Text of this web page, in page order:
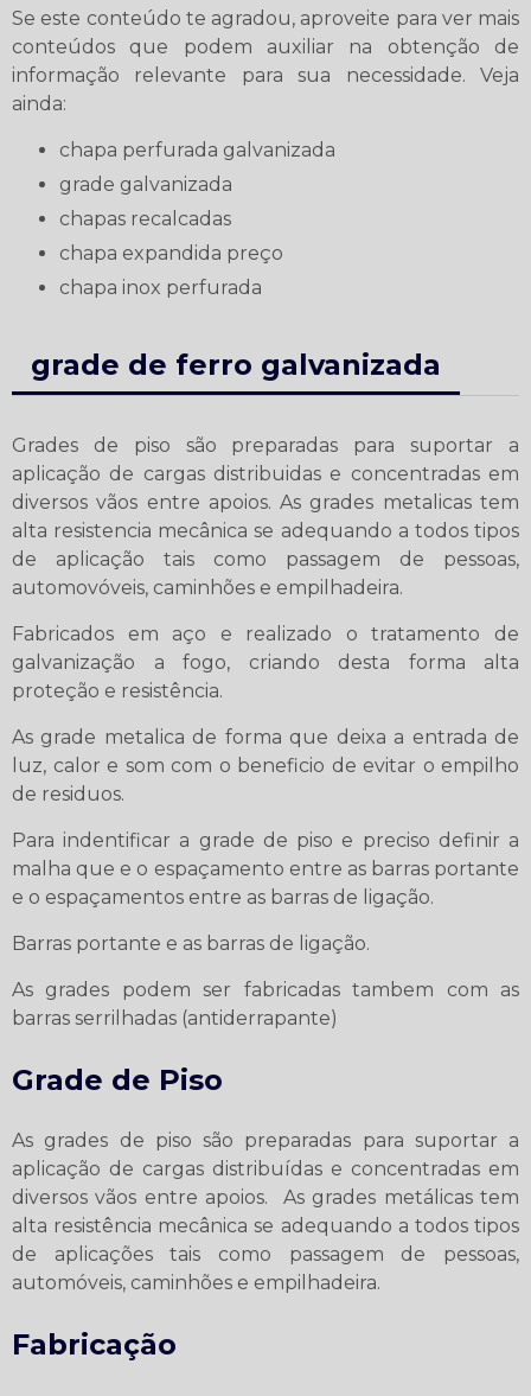
Se este conteúdo te agradou, aproveite para ver mais
conteúdos que podem auxiliar na obtenção de
informação relevante para sua necessidade. Veja
ainda:
chapa perfurada galvanizada
grade galvanizada
chapas recalcadas
chapa expandida preço
chapa inox perfurada
grade de ferro galvanizada
Grades de piso são preparadas para suportar a
aplicação de cargas distribuidas e concentradas em
diversos vãos entre apoios. As grades metalicas tem
alta resistencia mecânica se adequando a todos tipos
de aplicação tais como passagem de pessoas,
automovóveis, caminhões e empilhadeira.
Fabricados em aço e realizado o tratamento de
galvanização a fogo, criando desta forma alta
proteção e resistência.
As grade metalica de forma que deixa a entrada de
luz, calor e som com o beneficio de evitar o empilho
de residuos.
Para indentificar a grade de piso e preciso definir a
malha que e o espaçamento entre as barras portante
e o espaçamentos entre as barras de ligação.
Barras portante e as barras de ligação.
As grades podem ser fabricadas tambem com as
barras serrilhadas (antiderrapante)
Grade de Piso​
As grades de piso são preparadas para suportar a
aplicação de cargas distribuídas e concentradas em
diversos vãos entre apoios. As grades metálicas tem
alta resistência mecânica se adequando a todos tipos
de aplicações tais como passagem de pessoas,
automóveis, caminhões e empilhadeira.
Fabricação